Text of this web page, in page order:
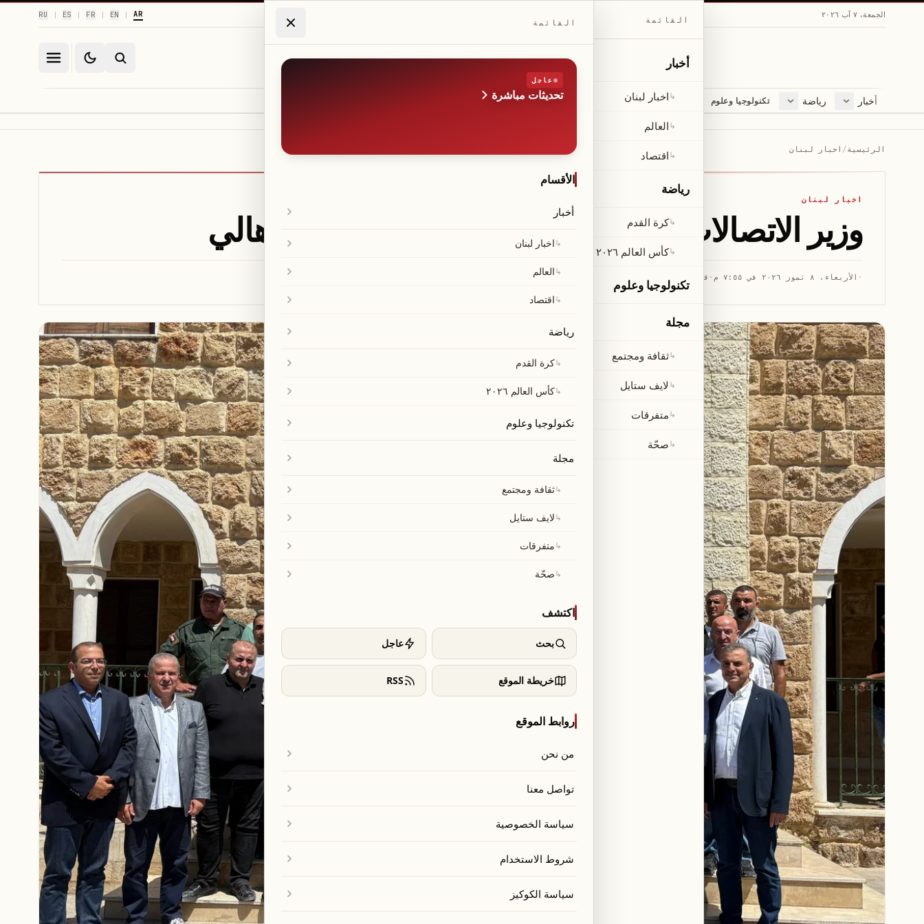
الجمعة، ٧ آب ٢٠٢٦ AR
|
EN
|
FR
|
ES
|
RU
أخبار
اخبار لبنان
رياضة
كرة القدم
تكنولوجيا وعلوم مجلة
ثقافة ومجتمع
لايف ستايل
الرئيسية/ اخبار لبنان
اخبار لبنان
وزير الاتصالات يجول جنوباً: سنبقى إلى جانب الأهالي
· الأربعاء، ٨ تموز ٢٠٢٦ في ٧:٥٥ م · قراءة 4 دقائق
القائمة
أخبار
↳اخبار لبنان
↳العالم
↳اقتصاد
رياضة
↳كرة القدم
↳كأس العالم ٢٠٢٦
تكنولوجيا وعلوم
مجلة
↳ثقافة ومجتمع
↳ لايف ستايل
↳متفرقات
↳صحّة
القائمة
عاجل
تحديثات مباشرة
الأقسام
أخبار
↳اخبار لبنان
↳العالم
↳اقتصاد
رياضة
↳كرة القدم
↳كأس العالم ٢٠٢٦
تكنولوجيا وعلوم
مجلة
↳ثقافة ومجتمع
↳لايف ستايل
↳متفرقات
↳صحّة
اكتشف
بحث عاجل
خريطة الموقع RSS
روابط الموقع
من نحن
تواصل معنا
سياسة الخصوصية
شروط الاستخدام
سياسة الكوكيز